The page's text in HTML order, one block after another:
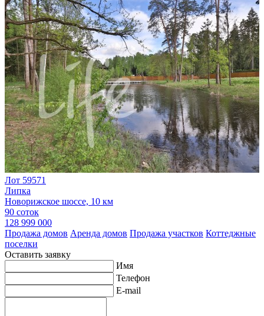
Лот 59571
Липка
Новорижское шоссе, 10 км
90 соток
128 999 000
Продажа домов Аренда домов Продажа участков Коттеджные
поселки
Оставить заявку
Имя
Телефон
E-mail